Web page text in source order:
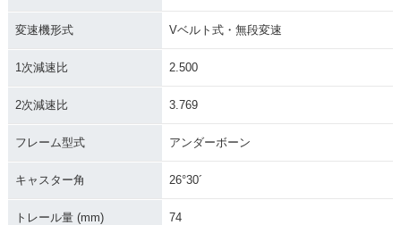
変速機形式 Vベルト式・無段変速
1次減速比 2.500
2次減速比 3.769
フレーム型式 アンダーボーン
キャスター角 26°30´
トレール量 (mm) 74